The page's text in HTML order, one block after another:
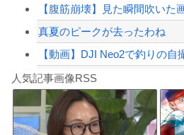
真夏のピークが去ったわね
しんのすけ「ギアスを手に入
8/4のニュース
人気記事画像RSS